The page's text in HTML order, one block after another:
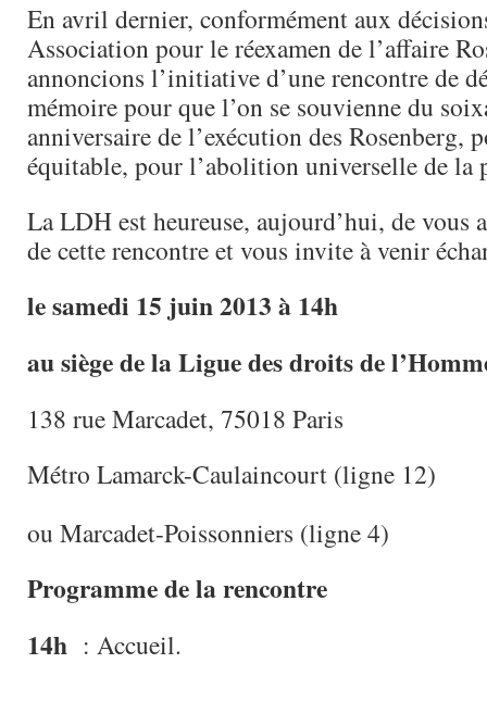
En avril dernier, conformément aux
Association pour le réexamen de l’affaire
annoncions l’initiative d’une rencontre de
mémoire pour que l’on se souvienne du
anniversaire de l’exécution des Rosenberg,
équitable, pour l’abolition universelle de la
La LDH est heureuse, aujourd’hui, de vous
de cette rencontre et vous invite à venir
le samedi 15 juin 2013 à 14h
au siège de la Ligue des droits de
138 rue Marcadet, 75018 Paris
Métro Lamarck-Caulaincourt (ligne 12)
ou Marcadet-Poissonniers (ligne 4)
Programme de la rencontre
14h : Accueil.